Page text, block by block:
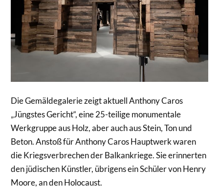
Die Gemäldegalerie zeigt aktuell Anthony Caros
„Jüngstes Gericht“, eine 25-teilige monumentale
Werkgruppe aus Holz, aber auch aus Stein, Ton und
Beton. Anstoß für Anthony Caros Hauptwerk waren
die Kriegsverbrechen der Balkankriege. Sie erinnerten
den jüdischen Künstler, übrigens ein Schüler von Henry
Moore, an den Holocaust.